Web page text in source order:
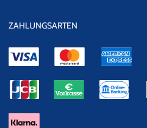
ZAHLUNGSARTEN